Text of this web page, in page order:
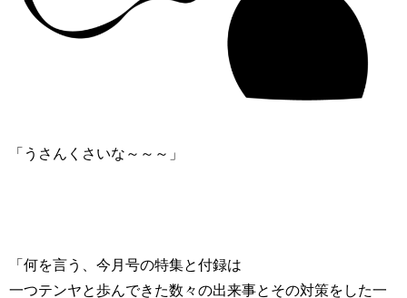
「うさんくさいな～～～」
「何を言う、今月号の特集と付録は
一つテンヤと歩んできた数々の出来事とその対策をした一